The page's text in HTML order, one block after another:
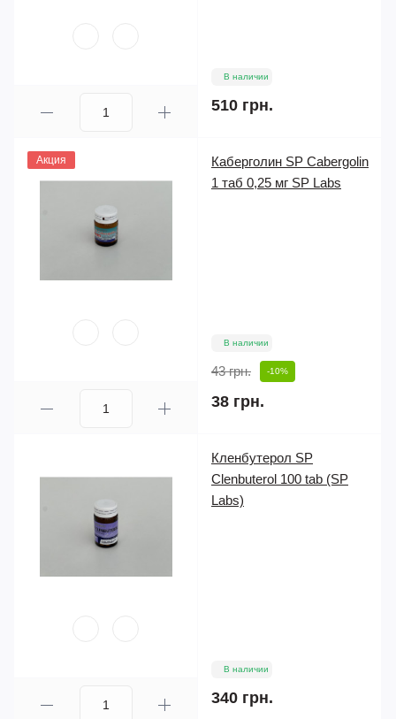
В наличии
510 грн.
Акция
Каберголин SP Cabergolin
1 таб 0,25 мг SP Labs
В наличии
43 грн. -10%
38 грн.
Кленбутерол SP
Clenbuterol 100 tab (SP
Labs)
В наличии
340 грн.